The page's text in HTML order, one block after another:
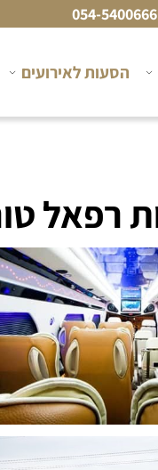
054-5400666
הסעות לאירועים